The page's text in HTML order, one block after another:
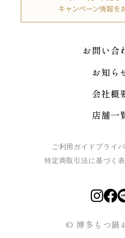
お問い合
お知ら
会社概
店舗一
ご利用ガイド プライ
特定商取引法に基づく
© 博多もつ鍋